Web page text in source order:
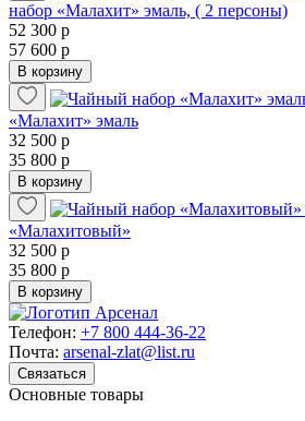
набор «Малахит» эмаль, ( 2 персоны)
52 300 р
57 600 р
В корзину
«Малахит» эмаль
32 500 р
35 800 р
В корзину
«Малахитовый»
32 500 р
35 800 р
В корзину
Телефон: +7 800 444-36-22
Почта: arsenal-zlat@list.ru
Связаться
Основные товары